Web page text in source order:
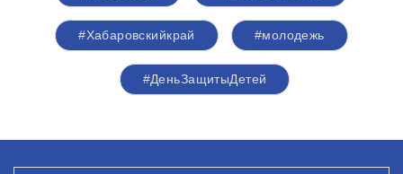
#Хабаровскийкрай #молодежь
#ДеньЗащитыДетей